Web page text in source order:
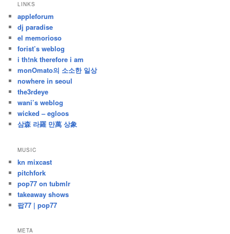
난
글
LINKS
appleforum
dj paradise
el memorioso
forist’s weblog
i th!nk therefore i am
monOmato의 소소한 일상
nowhere in seoul
the3rdeye
wani’s weblog
wicked – egloos
삼森 라羅 만萬 상象
MUSIC
kn mixcast
pitchfork
pop77 on tubmlr
takeaway shows
팝77 | pop77
META